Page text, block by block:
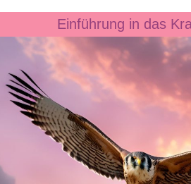
Einführung in das